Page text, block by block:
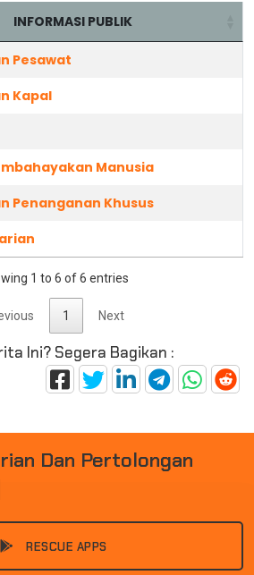
INFORMASI PUBLIK
Pesawat
Kapal
Manusia
Penanganan Khusus
1 to 6 of 6 entries
1 Next
Ini? Segera Bagikan :
RIAN DAN PERTOLONGAN
RESCUE APPS